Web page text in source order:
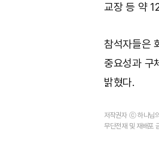
교장 등 약
참석자들은
중요성과 구
밝혔다.
저작권자 ⓒ 하나님
무단전재 및 재배포